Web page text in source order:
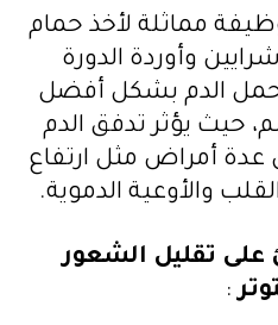
مماثلة لأخذ حمام
وأوردة الدورة
الدم بشكل أفضل
حيث يؤثر تدفق الدم
عدة أمراض مثل ارتفاع
والأوعية الدموية.
على تقليل الشعور
: